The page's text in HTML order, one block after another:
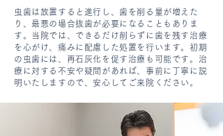
虫歯は放置すると進行し、歯を削る量が増えた
り、最悪の場合抜歯が必要になることもありま
す。当院では、できるだけ削らずに歯を残す治療
を心がけ、痛みに配慮した処置を行います。初期
の虫歯には、再石灰化を促す治療も可能です。治
療に対する不安や疑問があれば、事前に丁寧に説
明いたしますので、安心してご来院ください。